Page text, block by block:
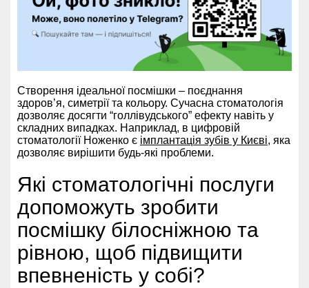
Створення ідеальної посмішки – поєднання
здоров’я, симетрії та кольору. Сучасна стоматологія
дозволяє досягти “голлівудського” ефекту навіть у
складних випадках. Наприклад, в цифровій
стоматології Ноженко є імплантація зубів у Києві, яка
дозволяє вирішити будь-які проблеми.
Які стоматологічні послуги
допоможуть зробити
посмішку білосніжною та
рівною, щоб підвищити
впевненість у собі?